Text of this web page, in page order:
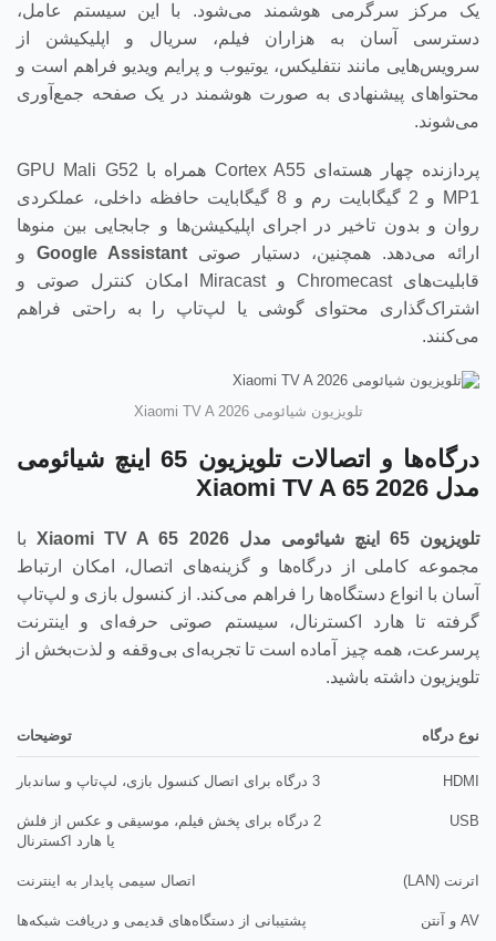
یک مرکز سرگرمی هوشمند می‌شود. با این سیستم عامل،
دسترسی آسان به هزاران فیلم، سریال و اپلیکیشن از
سرویس‌هایی مانند نتفلیکس، یوتیوب و پرایم ویدیو فراهم است و
محتواهای پیشنهادی به صورت هوشمند در یک صفحه جمع‌آوری
می‌شوند.
پردازنده چهار هسته‌ای Cortex A55 همراه با GPU Mali G52
MP1 و 2 گیگابایت رم و 8 گیگابایت حافظه داخلی، عملکردی
روان و بدون تاخیر در اجرای اپلیکیشن‌ها و جابجایی بین منوها
ارائه می‌دهد. همچنین، دستیار صوتی Google Assistant و
قابلیت‌های Chromecast و Miracast امکان کنترل صوتی و
اشتراک‌گذاری محتوای گوشی یا لپ‌تاپ را به راحتی فراهم
می‌کنند.
تلویزیون شیائومی Xiaomi TV A 2026
درگاه‌ها و اتصالات تلویزیون 65 اینچ شیائومی
مدل Xiaomi TV A 65 2026
تلویزیون 65 اینچ شیائومی مدل Xiaomi TV A 65 2026
با
مجموعه کاملی از درگاه‌ها و گزینه‌های اتصال، امکان ارتباط
آسان با انواع دستگاه‌ها را فراهم می‌کند. از کنسول بازی و لپ‌تاپ
گرفته تا هارد اکسترنال، سیستم صوتی حرفه‌ای و اینترنت
پرسرعت، همه چیز آماده است تا تجربه‌ای بی‌وقفه و لذت‌بخش از
تلویزیون داشته باشید.
نوع درگاه توضیحات
HDMI 3 درگاه برای اتصال کنسول بازی، لپ‌تاپ و ساندبار
USB
2 درگاه برای پخش فیلم، موسیقی و عکس از فلش
یا هارد اکسترنال
اترنت (LAN) اتصال سیمی پایدار به اینترنت
AV و آنتن پشتیبانی از دستگاه‌های قدیمی و دریافت شبکه‌ها